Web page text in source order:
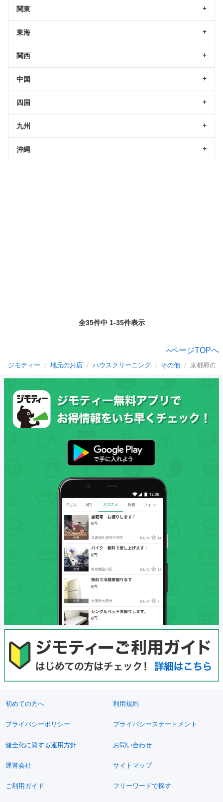
関東
東海
関西
中国
四国
九州
沖縄
全35件中 1-35件表示
ページTOPへ
ジモティー 地元のお店 ハウスクリーニング その他 京都府の
初めての方へ 利用規約
プライバシーポリシー プライバシーステートメント
健全化に資する運用方針 お問い合わせ
運営会社 サイトマップ
ご利用ガイド フリーワードで探す